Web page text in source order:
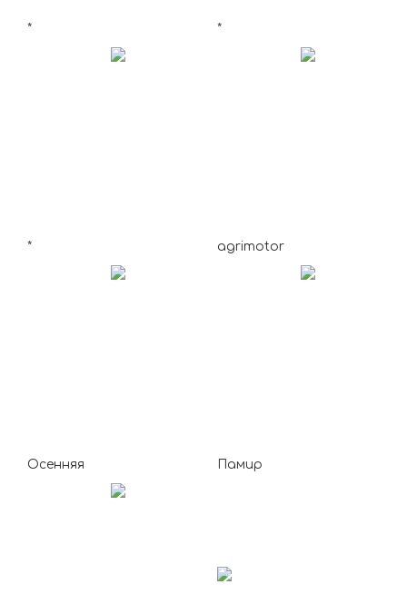
* *
* agrimotor
Осенняя Памир